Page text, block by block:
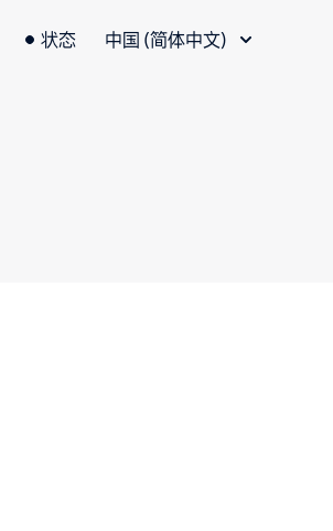
状态
中国 (简体中文)